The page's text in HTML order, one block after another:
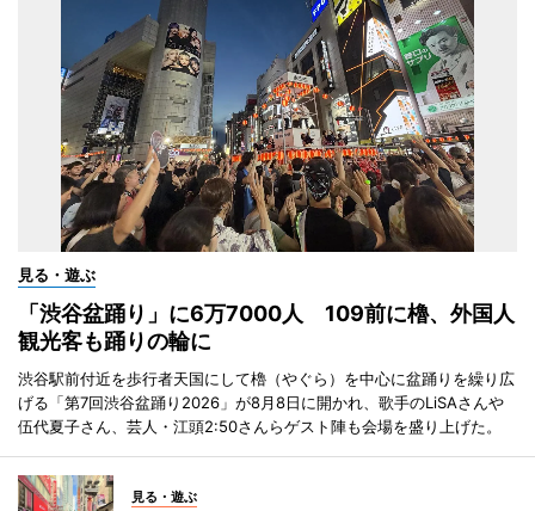
見る・遊ぶ
「渋谷盆踊り」に6万7000人 109前に櫓、外国人
観光客も踊りの輪に
渋谷駅前付近を歩行者天国にして櫓（やぐら）を中心に盆踊りを繰り広
げる「第7回渋谷盆踊り2026」が8月8日に開かれ、歌手のLiSAさんや
伍代夏子さん、芸人・江頭2:50さんらゲスト陣も会場を盛り上げた。
見る・遊ぶ